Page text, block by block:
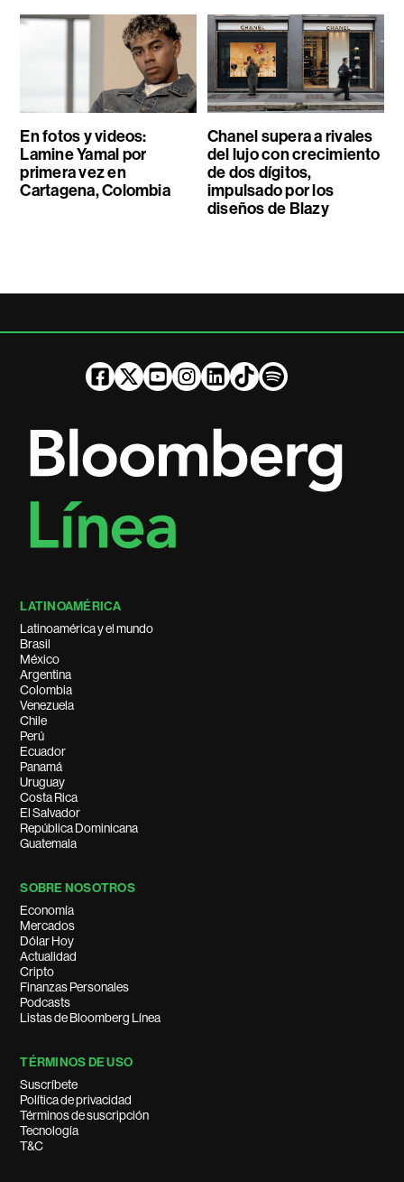
En fotos y videos:
Lamine Yamal por
primera vez en
Cartagena, Colombia
Chanel supera a rivales
del lujo con crecimiento
de dos dígitos,
impulsado por los
diseños de Blazy
LATINOAMÉRICA
Latinoamérica y el mundo
Brasil
México
Argentina
Colombia
Venezuela
Chile
Perú
Ecuador
Panamá
Uruguay
Costa Rica
El Salvador
República Dominicana
Guatemala
SOBRE NOSOTROS
Economía
Mercados
Dólar Hoy
Actualidad
Cripto
Finanzas Personales
Podcasts
Listas de Bloomberg Línea
TÉRMINOS DE USO
Suscríbete
Política de privacidad
Términos de suscripción
Tecnología
T&C